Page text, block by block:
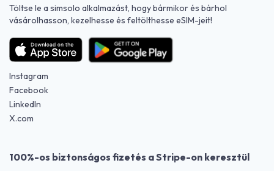
Töltse le a simsolo alkalmazást, hogy bármikor és bárhol
vásárolhasson, kezelhesse és feltölthesse eSIM-jeit!
Instagram
Facebook
LinkedIn
X.com
100%-os biztonságos fizetés a Stripe-on keresztül